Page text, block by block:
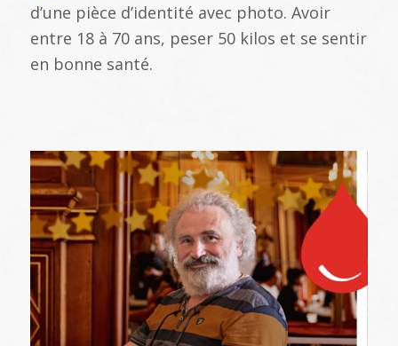
d’une pièce d’identité avec photo. Avoir
entre 18 à 70 ans, peser 50 kilos et se sentir
en bonne santé.